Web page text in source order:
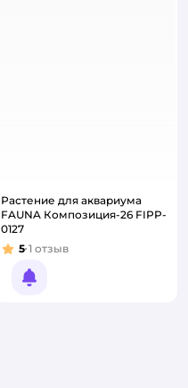
Растение для аквариума
FAUNA Композиция-26 FIPP-
0127
Рейтинг:
5 1 отзыв
Уведомить о появлении